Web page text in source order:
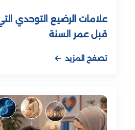
علامات الرضيع التوحدي
قبل عمر السنة
تصفح المزيد